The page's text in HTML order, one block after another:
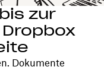
zur
Dokumente